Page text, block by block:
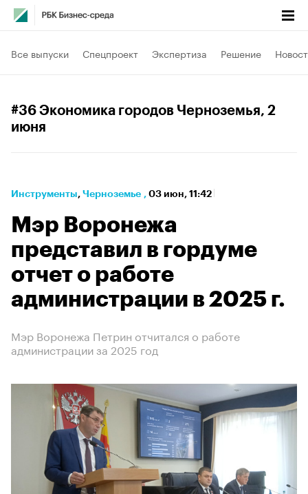
Все выпуски Спецпроект Экспертиза Решение
#36 Экономика городов Черноземья, 2
июня
Инструменты⁠, Черноземье , 03 июн, 11:42
Мэр Воронежа
представил в гордуме
отчет о работе
администрации в 2025 г.
Мэр Воронежа Петрин отчитался о работе
администрации за 2025 год